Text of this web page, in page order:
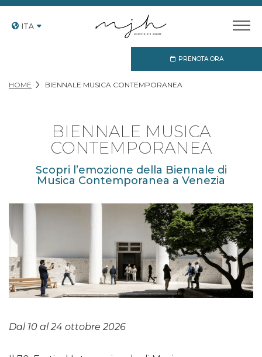
ITA
PRENOTA ORA
HOME BIENNALE MUSICA CONTEMPORANEA
BIENNALE MUSICA
CONTEMPORANEA
Scopri l’emozione della Biennale di
Musica Contemporanea a Venezia
Dal 10 al 24 ottobre 2026